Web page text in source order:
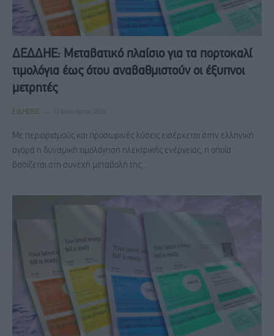
ΔΕΔΔΗΕ: Μεταβατικό πλαίσιο για τα πορτοκαλί
τιμολόγια έως ότου αναβαθμιστούν οι έξυπνοι
μετρητές
ΕΙΔΉΣΕΙΣ 13 Ιανουαρίου, 2026
Με περιορισμούς και προσωρινές λύσεις εισέρχεται στην ελληνική
αγορά η δυναμική τιμολόγηση ηλεκτρικής ενέργειας, η οποία
βασίζεται στη συνεχή μεταβολή της…